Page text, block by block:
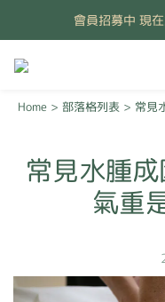
會員招募中 現
Home > 部落格列表 > 常見
常見水腫
氣重